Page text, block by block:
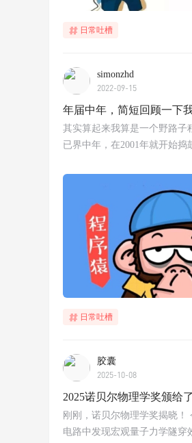
日常吐槽
simonzhd
2022-09-15
年届中年，简短回顾一下
其实算起来我算是一个野路子
已界中年，在2001年就开始
日常吐槽
胶囊
2025-10-08
2025诺贝尔物理学奖颁给
刚刚，诺贝尔物理学奖揭晓！
电路中发现宏观量子力学隧穿